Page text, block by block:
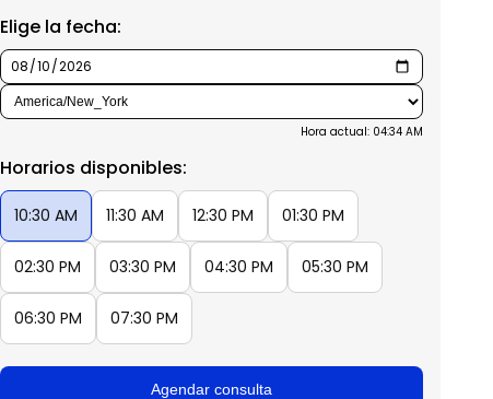
Elige la fecha:
Hora actual: 04:34 AM
Horarios disponibles:
10:30 AM 11:30 AM 12:30 PM 01:30 PM
02:30 PM 03:30 PM 04:30 PM 05:30 PM
06:30 PM 07:30 PM
Agendar consulta